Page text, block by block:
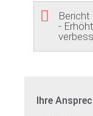
Bericht
-
Ihre